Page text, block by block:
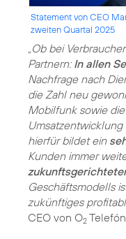
Statement von CEO
zweiten Quartal 2025
„Ob bei
Partnern: In allen
Nachfrage nach
die Zahl neu
Mobilfunk sowie
Umsatzentwicklung
hierfür bildet ein
Kunden immer
Geschäftsmodells
zukünftiges
CEO von O2